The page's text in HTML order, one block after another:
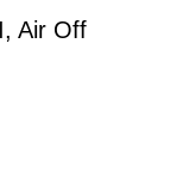
Air Off